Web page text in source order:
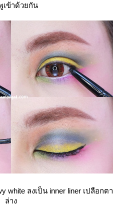
เข้าด้วยกัน
white ลงเป็น inner liner เปลือกตา
ล่าง